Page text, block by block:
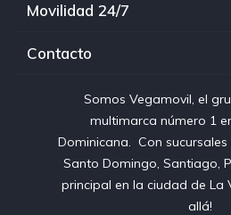
Movilidad 24/7
Contacto
Somos Vegamovil, el
multimarca número 1
Dominicana⁣. ⁣ Con
Santo Domingo, Santiago,
principal en la ciudad de La
allá!